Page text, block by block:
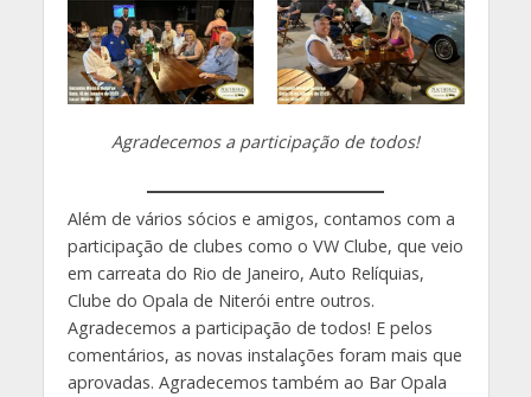
Agradecemos a participação de todos!
Além de vários sócios e amigos, contamos com a
participação de clubes como o VW Clube, que veio
em carreata do Rio de Janeiro, Auto Relíquias,
Clube do Opala de Niterói entre outros.
Agradecemos a participação de todos! E pelos
comentários, as novas instalações foram mais que
aprovadas. Agradecemos também ao Bar Opala